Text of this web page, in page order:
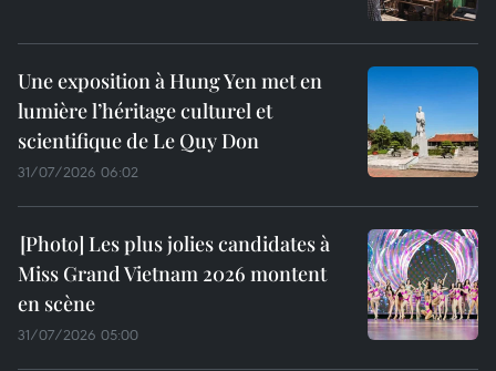
Une exposition à Hung Yen met en
lumière l’héritage culturel et
scientifique de Le Quy Don
31/07/2026 06:02
Les plus jolies candidates à
Miss Grand Vietnam 2026 montent
en scène
31/07/2026 05:00